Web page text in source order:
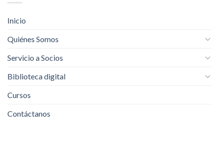
Inicio
Quiénes Somos
Servicio a Socios
Biblioteca digital
Cursos
Contáctanos